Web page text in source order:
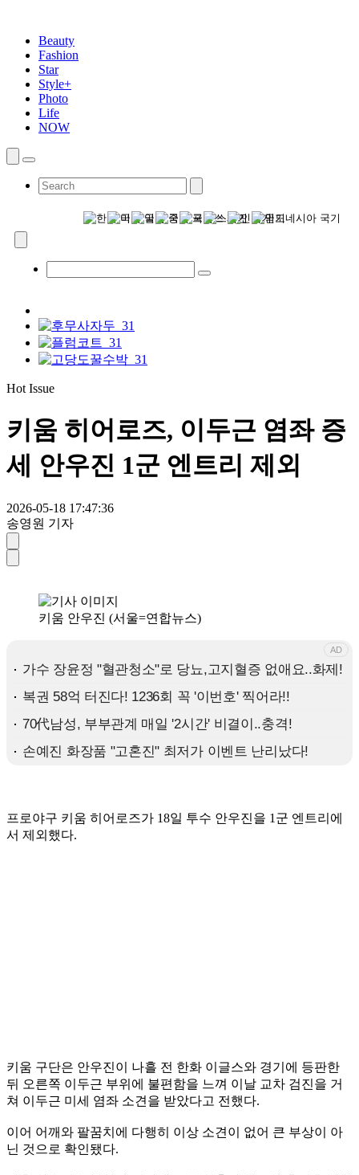
Beauty
Fashion
Star
Style+
Photo
Life
NOW
Hot Issue
키움 히어로즈, 이두근 염좌 증
세 안우진 1군 엔트리 제외
2026-05-18 17:47:36
송영원 기자
키움 안우진 (서울=연합뉴스)
프로야구 키움 히어로즈가 18일 투수 안우진을 1군 엔트리에
서 제외했다.
키움 구단은 안우진이 나흘 전 한화 이글스와 경기에 등판한
뒤 오른쪽 이두근 부위에 불편함을 느껴 이날 교차 검진을 거
쳐 이두근 미세 염좌 소견을 받았다고 전했다.
이어 어깨와 팔꿈치에 다행히 이상 소견이 없어 큰 부상이 아
닌 것으로 확인됐다.